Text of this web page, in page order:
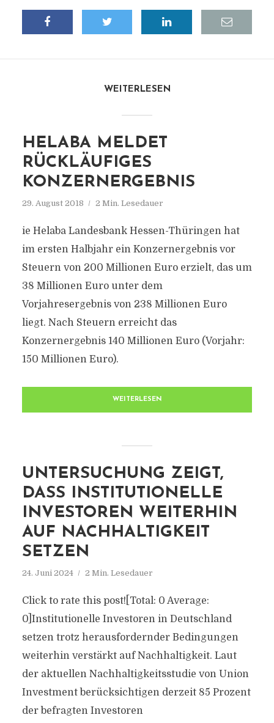
WEITERLESEN
HELABA MELDET
RÜCKLÄUFIGES
KONZERNERGEBNIS
29. August 2018 2 Min. Lesedauer
ie Helaba Landesbank Hessen-Thüringen hat
im ersten Halbjahr ein Konzernergebnis vor
Steuern von 200 Millionen Euro erzielt, das um
38 Millionen Euro unter dem
Vorjahresergebnis von 238 Millionen Euro
liegt. Nach Steuern erreicht das
Konzernergebnis 140 Millionen Euro (Vorjahr:
150 Millionen Euro).
WEITERLESEN
UNTERSUCHUNG ZEIGT,
DASS INSTITUTIONELLE
INVESTOREN WEITERHIN
AUF NACHHALTIGKEIT
SETZEN
24. Juni 2024 2 Min. Lesedauer
Click to rate this post![Total: 0 Average:
0]Institutionelle Investoren in Deutschland
setzen trotz herausfordernder Bedingungen
weiterhin verstärkt auf Nachhaltigkeit. Laut
der aktuellen Nachhaltigkeitsstudie von Union
Investment berücksichtigen derzeit 85 Prozent
der befragten Investoren